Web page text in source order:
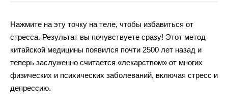
Нажмите на эту точку на теле, чтобы избавиться от
стресса. Результат вы почувствуете сразу! Этот метод
китайской медицины появился почти 2500 лет назад и
теперь заслуженно считается «лекарством» от многих
физических и психических заболеваний, включая стресс и
депрессию.